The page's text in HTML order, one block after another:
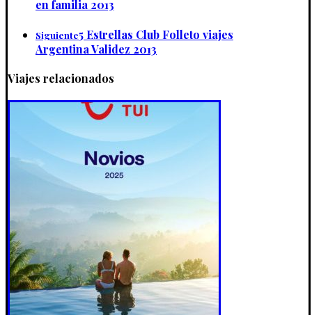
en familia 2013
Siguiente5 Estrellas Club Folleto viajes
Argentina Validez 2013
Viajes relacionados